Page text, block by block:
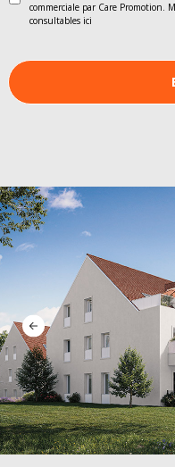
commerciale par Care Promotion.
consultables ici